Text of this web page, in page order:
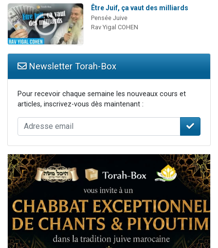
Être Juif, ça vaut des milliards
Pensée Juive
Rav Yigal COHEN
Newsletter Torah-Box
Pour recevoir chaque semaine les nouveaux cours et
articles, inscrivez-vous dès maintenant :